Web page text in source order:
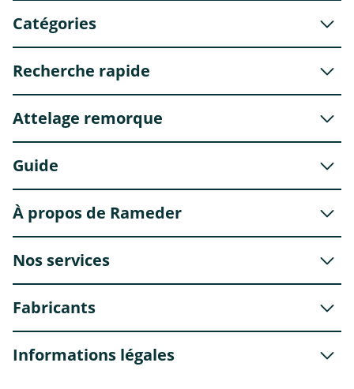
Catégories
Recherche rapide
Attelage remorque
Guide
À propos de Rameder
Nos services
Fabricants
Informations légales